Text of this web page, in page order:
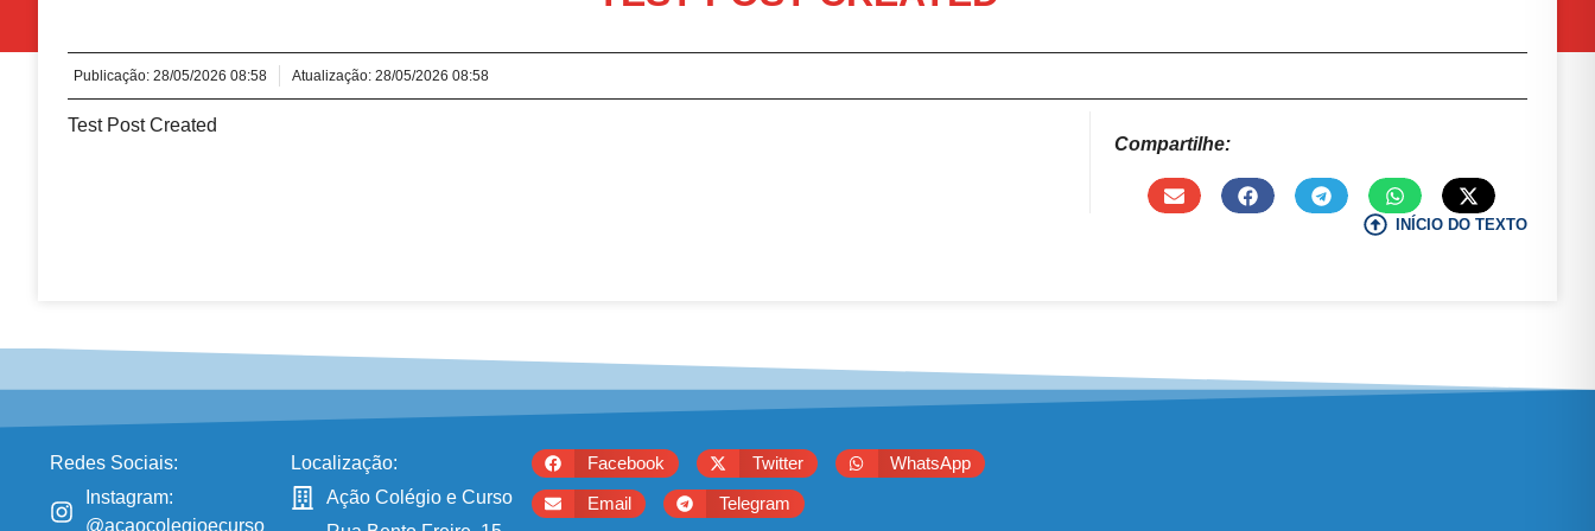
Publicação: 28/05/2026 08:58 Atualização: 28/05/2026 08:58
Test Post Created
Compartilhe:
INÍCIO DO TEXTO
Redes Sociais:
Instagram:
@acaocolegioecurso
Localização:
Ação Colégio e Curso
Facebook Twitter
WhatsApp
Email
Telegram